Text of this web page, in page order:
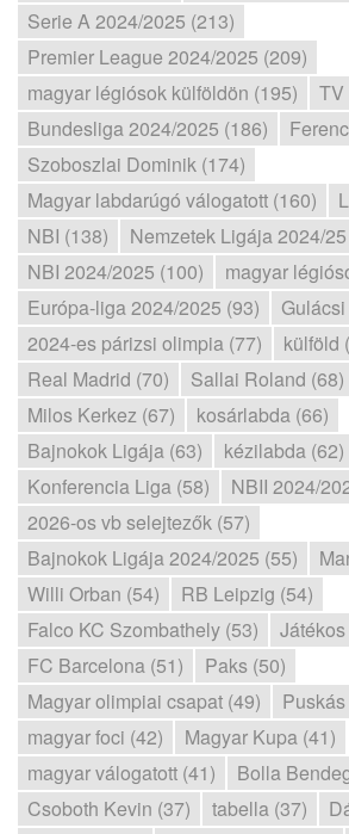
Serie A 2024/2025 (213)
Premier League 2024/2025 (209)
magyar légiósok külföldön (195)
TV
Bundesliga 2024/2025 (186)
Szoboszlai Dominik (174)
Magyar labdarúgó válogatott (160)
NBI (138)
Nemzetek Ligája 2024/
NBI 2024/2025 (100)
magyar
Európa-liga 2024/2025 (93)
2024-es párizsi olimpia (77)
külföld
Real Madrid (70)
Sallai Roland (68)
Milos Kerkez (67)
kosárlabda (66)
Bajnokok Ligája (63)
kézilabda (62)
Konferencia Liga (58)
NBII 2024/
2026-os vb selejtezők (57)
Bajnokok Ligája 2024/2025 (55)
Willi Orban (54)
RB Leipzig (54)
Falco KC Szombathely (53)
FC Barcelona (51)
Paks (50)
Magyar olimpiai csapat (49)
magyar foci (42)
Magyar Kupa (41)
magyar válogatott (41)
Bolla
Csoboth Kevin (37)
tabella (37)